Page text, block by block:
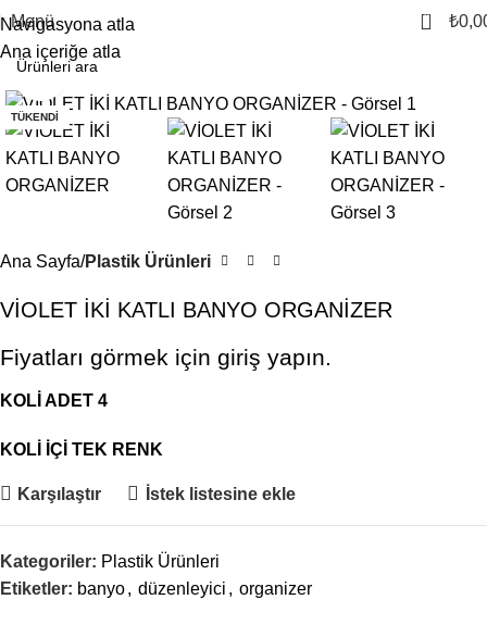
Navigasyona atla
Ana içeriğe atla
Menü 0 ₺
TÜKENDI
Büyütmek için tıklayın
Ana Sayfa Plastik Ürünleri
VİOLET İKİ KATLI BANYO ORGANİZER
Fiyatları görmek için giriş yapın.
KOLİ ADET 4
KOLİ İÇİ TEK RENK
Karşılaştır İstek listesine ekle
Kategoriler: Plastik Ürünleri
Etiketler: banyo, düzenleyici , organizer